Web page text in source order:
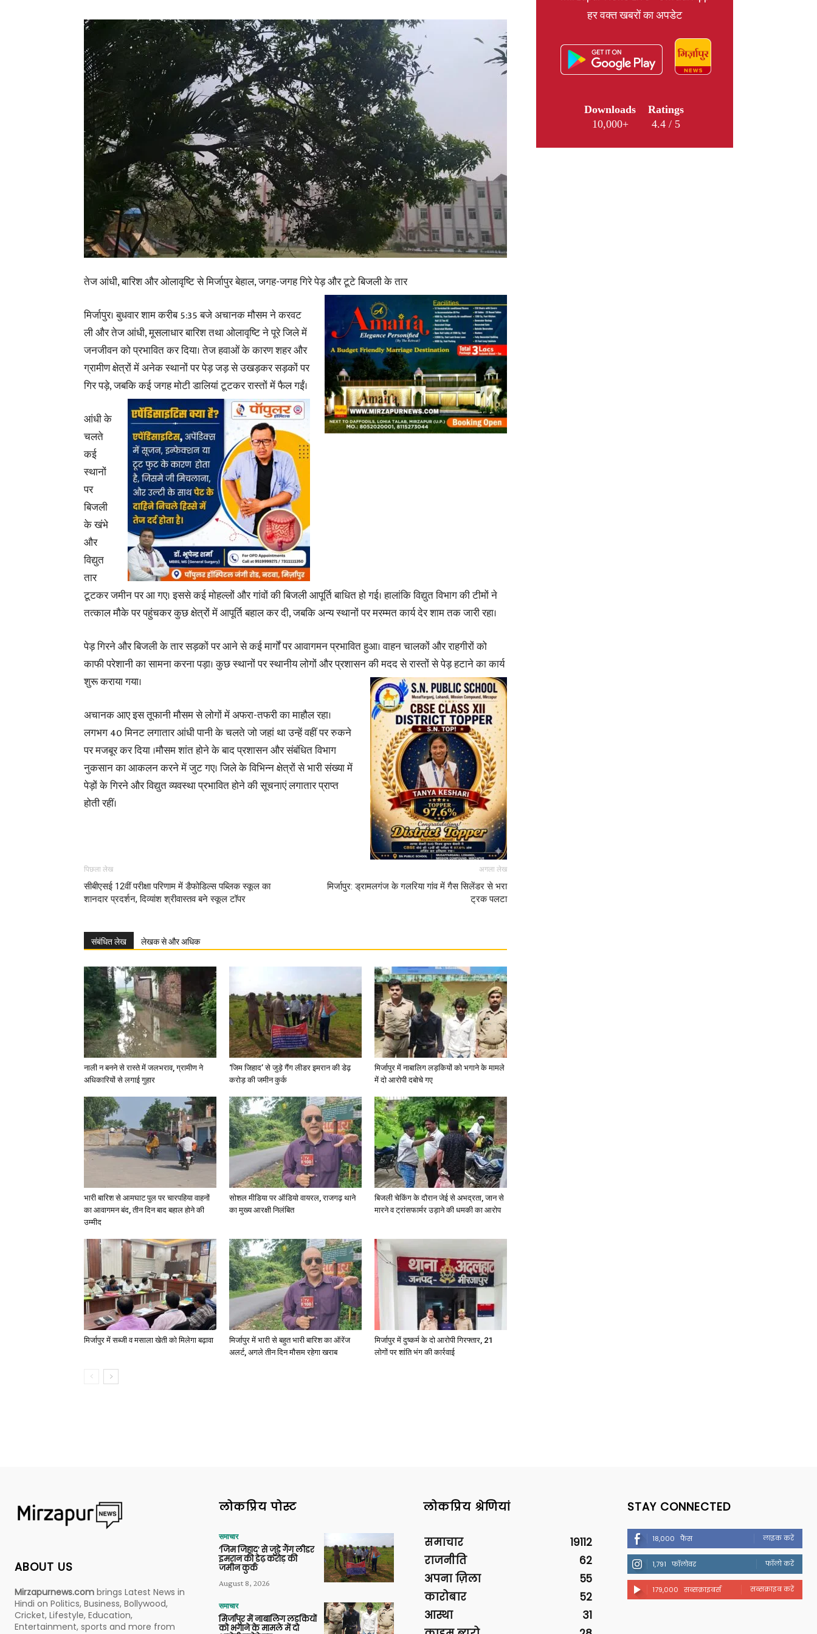
News,
Latest
News
Hindi,
News
Paper
तेज आंधी, बारिश और ओलावृष्टि से मिर्जापुर बेहाल, जगह-जगह गिरे पेड़ और टूटे बिजली के तार
मिर्जापुर। बुधवार शाम करीब 5:35 बजे अचानक मौसम ने करवट
ली और तेज आंधी, मूसलाधार बारिश तथा ओलावृष्टि ने पूरे जिले में
जनजीवन को प्रभावित कर दिया। तेज हवाओं के कारण शहर और
ग्रामीण क्षेत्रों में अनेक स्थानों पर पेड़ जड़ से उखड़कर सड़कों पर
गिर पड़े, जबकि कई जगह मोटी डालियां टूटकर रास्तों में फैल गईं।
आंधी के
चलते
कई
स्थानों
पर
बिजली
के खंभे
और
विद्युत
तार
टूटकर जमीन पर आ गए। इससे कई मोहल्लों और गांवों की बिजली आपूर्ति बाधित हो गई। हालांकि विद्युत विभाग की टीमों ने
तत्काल मौके पर पहुंचकर कुछ क्षेत्रों में आपूर्ति बहाल कर दी, जबकि अन्य स्थानों पर मरम्मत कार्य देर शाम तक जारी रहा।
पेड़ गिरने और बिजली के तार सड़कों पर आने से कई मार्गों पर आवागमन प्रभावित हुआ। वाहन चालकों और राहगीरों को
काफी परेशानी का सामना करना पड़ा। कुछ स्थानों पर स्थानीय लोगों और प्रशासन की मदद से रास्तों से पेड़ हटाने का कार्य
शुरू कराया गया।
अचानक आए इस तूफानी मौसम से लोगों में अफरा-तफरी का माहौल रहा।
लगभग 40 मिनट लगातार आंधी पानी के चलते जो जहां था उन्हें वहीं पर रुकने
पर मजबूर कर दिया ।मौसम शांत होने के बाद प्रशासन और संबंधित विभाग
नुकसान का आकलन करने में जुट गए। जिले के विभिन्न क्षेत्रों से भारी संख्या में
पेड़ों के गिरने और विद्युत व्यवस्था प्रभावित होने की सूचनाएं लगातार प्राप्त
होती रहीं।
पिछला लेख
सीबीएसई 12वीं परीक्षा परिणाम में डैफोडिल्स पब्लिक स्कूल का
शानदार प्रदर्शन, दिव्यांश श्रीवास्तव बने स्कूल टॉपर
अगला लेख
मिर्जापुर: ड्रामलगंज के गलरिया गांव में गैस सिलेंडर से भरा
ट्रक पलटा
संबंधित लेख लेखक से और अधिक
नाली न बनने से रास्ते में जलभराव, ग्रामीण ने
अधिकारियों से लगाई गुहार
‘जिम जिहाद’ से जुड़े गैंग लीडर इमरान की डेढ़
करोड़ की जमीन कुर्क
मिर्जापुर में नाबालिग लड़कियों को भगाने के मामले
में दो आरोपी दबोचे गए
भारी बारिश से आमघाट पुल पर चारपहिया वाहनों
का आवागमन बंद, तीन दिन बाद बहाल होने की
उम्मीद
सोशल मीडिया पर ऑडियो वायरल, राजगढ़ थाने
का मुख्य आरक्षी निलंबित
बिजली चेकिंग के दौरान जेई से अभद्रता, जान से
मारने व ट्रांसफार्मर उड़ाने की धमकी का आरोप
मिर्जापुर में सब्जी व मसाला खेती को मिलेगा बढ़ावा
मिर्जापुर में भारी से बहुत भारी बारिश का ऑरेंज
अलर्ट, अगले तीन दिन मौसम रहेगा खराब
मिर्जापुर में दुष्कर्म के दो आरोपी गिरफ्तार, 21
लोगों पर शांति भंग की कार्रवाई
हर वक्त खबरों का अपडेट
Downloads
10,000+
Ratings
4.4 / 5
ABOUT US
Mirzapurnews.com brings Latest News in
Hindi on Politics, Business, Bollywood,
Cricket, Lifestyle, Education,
Entertainment, sports and more from
लोकप्रिय पोस्ट
समाचार
‘जिम जिहाद’ से जुड़े गैंग लीडर
इमरान की डेढ़ करोड़ की
जमीन कुर्क
August 8, 2026
समाचार
मिर्जापुर में नाबालिग लड़कियों
को भगाने के मामले में दो
लोकप्रिय श्रेणियां
समाचार
19112
राजनीति
62
अपना ज़िला
55
कारोबार
52
आस्था
31
STAY CONNECTED
18,000 फैंस लाइक करें
1,791 फॉलोवर फॉलो करें
179,000 सब्सक्राइबर्स सब्सक्राइब करें